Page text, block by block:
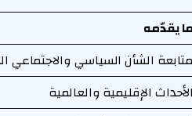
ما يقدّمه
متابعة الشأن السياسي والاجتماعي
الأحداث الإقليمية والعالمية